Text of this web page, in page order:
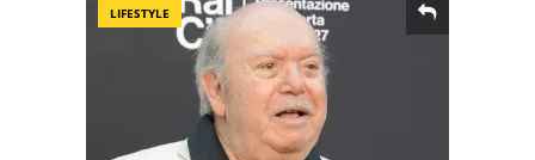
LIFESTYLE